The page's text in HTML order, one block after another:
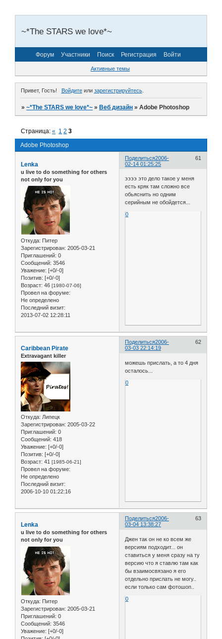
~*The STARS we love*~
Форум Участники Поиск Регистрация Войти
Активные темы
Привет, Гость! Войдитеили зарегистрируйтесь.
»~*The STARS we love*~ »Веб дизайн »Adobe Photoshop
Adobe Photoshop
Страница:« 1 2 3
Поделиться 61
2006-
02-14 01:25:25
Lenka
u live to do something for others
not only for you
Откуда: Питер
Зарегистрирован: 2005-03-21
Приглашений: 0
Сообщений: 3546
Уважение: [+0/-0]
Позитив: [+0/-0]
Возраст: 46 [1980-07-06]
Провел на форуме:
Не определено
Последний визит:
2013-07-02 12:28:11
ээээ это дело такое у меня
есть кряк там сложно все
обьяснить но одним
серийным не обойдется...
0
Поделиться 62
2006-
03-03 22:14:19
Caribbean Pirate
Extravagant killer
Откуда: Липецк
Зарегистрирован: 2005-03-22
Приглашений: 0
Сообщений: 418
Уважение: [+0/-0]
Позитив: [+0/-0]
Возраст: 41 [1985-06-21]
Провел на форуме:
Не определено
Последний визит:
2006-10-10 01:22:16
можешь прислать, а то 4 дня
осталось...
0
Поделиться 63
2006-
03-04 13:38:27
Lenka
u live to do something for others
not only for you
Откуда: Питер
Зарегистрирован: 2005-03-21
Приглашений: 0
Сообщений: 3546
Уважение: [+0/-0]
Джен так он не ко всем же
версиям подходит... он
ставиться у меня сразу на ту
версию что я ставлю там как
бы взаимосвязано я его
отдельно прислать не могу..
если только сам фотошоп..
0